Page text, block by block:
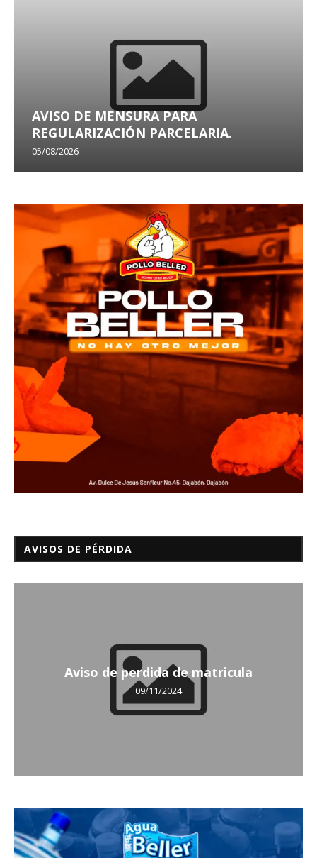
AVISO DE MENSURA PARA
REGULARIZACIÓN PARCELARIA.
05/08/2026
AVISOS DE PÉRDIDA
Aviso de perdida de matricula
09/11/2024